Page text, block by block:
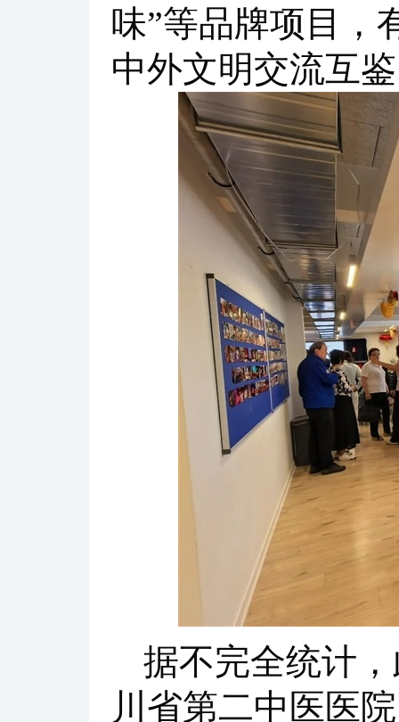
味”等品牌项目，
中外文明交流互
据不完全统计
川省第二中医医